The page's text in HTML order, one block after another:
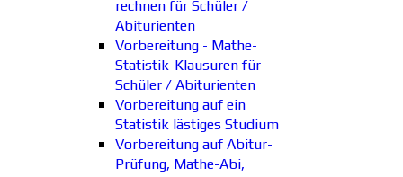
rechnen für Schüler /
Abiturienten
Vorbereitung - Mathe-
Statistik-Klausuren für
Schüler / Abiturienten
Vorbereitung auf ein
Statistik lästiges Studium
Vorbereitung auf Abitur-
Prüfung, Mathe-Abi,